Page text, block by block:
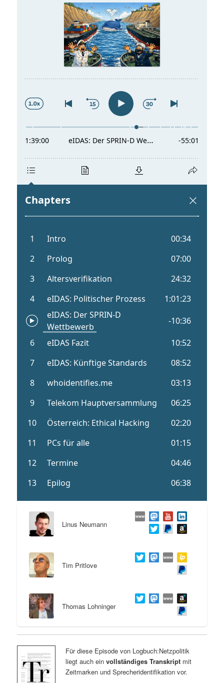
ng
n
Linus Neumann
Tim Pritlove
Thomas Lohninger
Für diese Episode von Logbuch:Netzpolitik
liegt auch ein vollständiges Transkriptmit
Zeitmarken und Sprecheridentifikation vor.